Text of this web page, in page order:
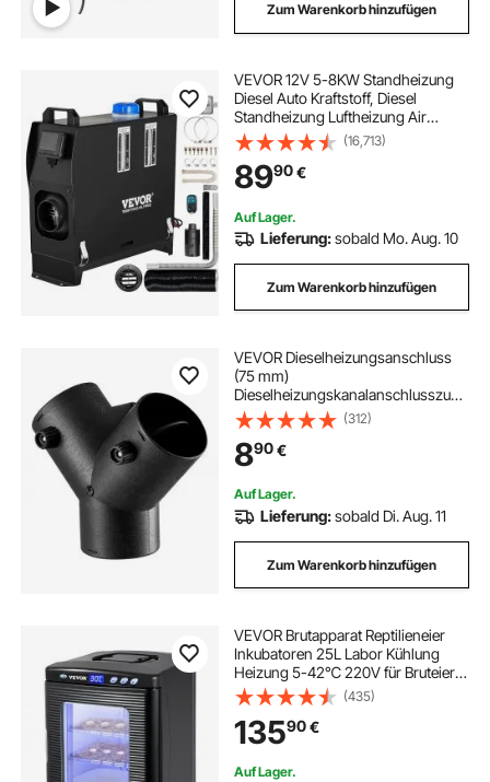
Zum Warenkorb hinzufügen
VEVOR 12V 5-8KW Standheizung
Diesel Auto Kraftstoff, Diesel
Standheizung Luftheizung Air
Diesel, Luft Dieselheizung für Auto
RV LKW Wohnmobil Bus mit
Fernbedienung schwarz LCD
schalter & 1 Luftauslass
(16,713)
8990€
Auf Lager.
Lieferung:sobald Mo. Aug. 10
Zum Warenkorb hinzufügen
VEVOR Dieselheizungsanschluss
(75 mm)
Dieselheizungskanalanschlusszube
hör, Y-förmige 3-Wege-
Entlüftungsanschlüsse mit 2 um
90° drehbaren Ventilen,
Verbindungsanschluss für 2/5/8 kW
Dieselheizung
(312)
890€
Auf Lager.
Lieferung:sobald Di. Aug. 11
Zum Warenkorb hinzufügen
VEVOR Brutapparat Reptilieneier
Inkubatoren 25L Labor Kühlung
Heizung 5-42℃ 220V für Bruteier
Schwarz
(435)
13590€
Auf Lager.